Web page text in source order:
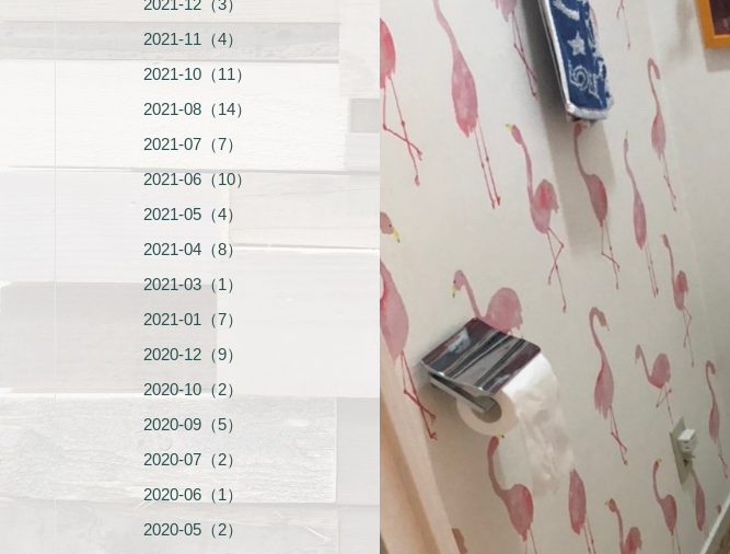
2021-12（3）
2021-11（4）
2021-10（11）
2021-08（14）
2021-07（7）
2021-06（10）
2021-05（4）
2021-04（8）
2021-03（1）
2021-01（7）
2020-12（9）
2020-10（2）
2020-09（5）
2020-07（2）
2020-06（1）
2020-05（2）